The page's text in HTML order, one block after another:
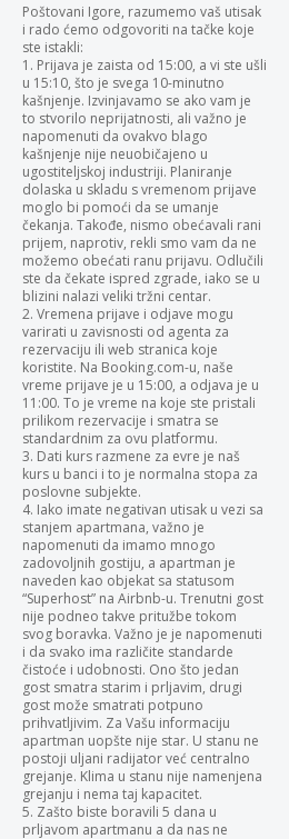
Poštovani Igore, razumemo vaš utisak
i rado ćemo odgovoriti na tačke koje
ste istakli:
1. Prijava je zaista od 15:00, a vi ste ušli
u 15:10, što je svega 10-minutno
kašnjenje. Izvinjavamo se ako vam je
to stvorilo neprijatnosti, ali važno je
napomenuti da ovakvo blago
kašnjenje nije neuobičajeno u
ugostiteljskoj industriji. Planiranje
dolaska u skladu s vremenom prijave
moglo bi pomoći da se umanje
čekanja. Takođe, nismo obećavali rani
prijem, naprotiv, rekli smo vam da ne
možemo obećati ranu prijavu. Odlučili
ste da čekate ispred zgrade, iako se u
blizini nalazi veliki tržni centar.
2. Vremena prijave i odjave mogu
varirati u zavisnosti od agenta za
rezervaciju ili web stranica koje
koristite. Na Booking.com-u, naše
vreme prijave je u 15:00, a odjava je u
11:00. To je vreme na koje ste pristali
prilikom rezervacije i smatra se
standardnim za ovu platformu.
3. Dati kurs razmene za evre je naš
kurs u banci i to je normalna stopa za
poslovne subjekte.
4. Iako imate negativan utisak u vezi sa
stanjem apartmana, važno je
napomenuti da imamo mnogo
zadovoljnih gostiju, a apartman je
naveden kao objekat sa statusom
“Superhost” na Airbnb-u. Trenutni gost
nije podneo takve pritužbe tokom
svog boravka. Važno je je napomenuti
i da svako ima različite standarde
čistoće i udobnosti. Ono što jedan
gost smatra starim i prljavim, drugi
gost može smatrati potpuno
prihvatljivim. Za Vašu informaciju
apartman uopšte nije star. U stanu ne
postoji uljani radijator već centralno
grejanje. Klima u stanu nije namenjena
grejanju i nema taj kapacitet.
5. Zašto biste boravili 5 dana u
prljavom apartmanu a da nas ne